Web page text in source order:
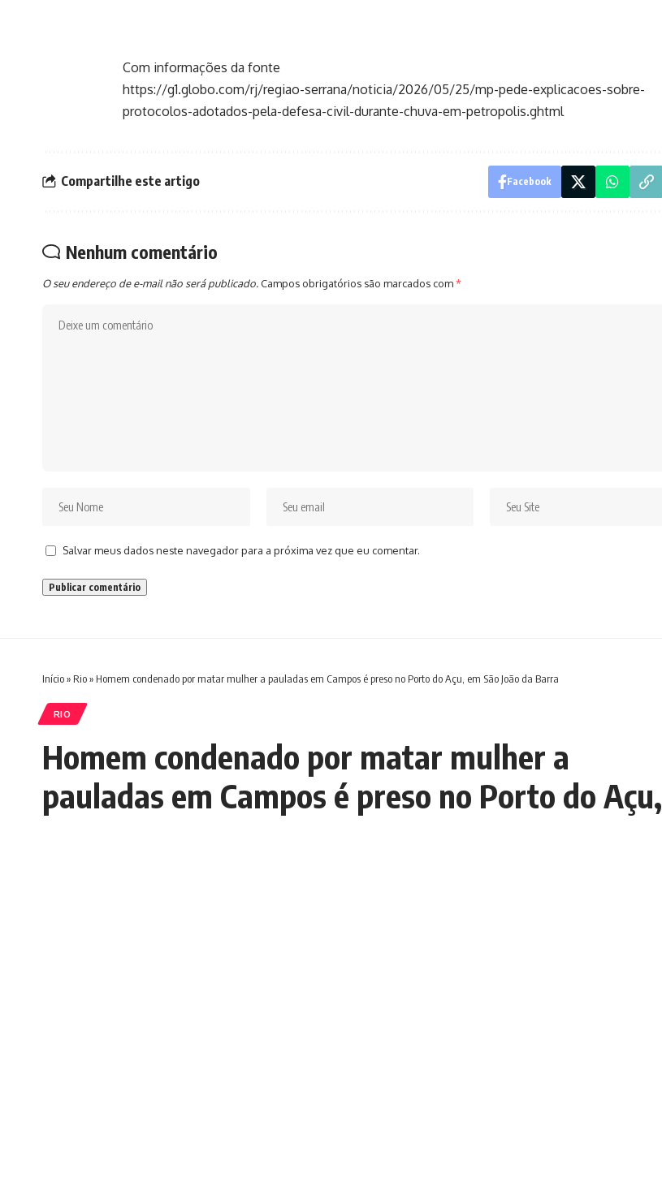
Com informações da fonte
https://g1.globo.com/rj/regiao-serrana/noticia/2026/05/25/mp-pede-explicacoes-sobre-
protocolos-adotados-pela-defesa-civil-durante-chuva-em-petropolis.ghtml
Compartilhe este artigo Facebook
Nenhum comentário
O seu endereço de e-mail não será publicado. Campos obrigatórios são marcados com*
Salvar meus dados neste navegador para a próxima vez que eu comentar.
Início» Rio» Homem condenado por matar mulher a pauladas em Campos é preso no Porto do Açu, em São João da Barra
RIO
Homem condenado por matar mulher a
pauladas em Campos é preso no Porto do Açu,